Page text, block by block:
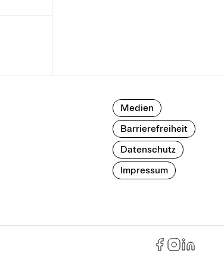
Medien
Barrierefreiheit
Datenschutz
Impressum